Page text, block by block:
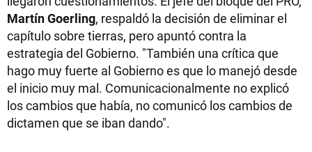
Martín Goerling, respaldó la decisión de eliminar el
capítulo sobre tierras, pero apuntó contra la
estrategia del Gobierno. "También una crítica que
hago muy fuerte al Gobierno es que lo manejó desde
el inicio muy mal. Comunicacionalmente no explicó
los cambios que había, no comunicó los cambios de
dictamen que se iban dando".